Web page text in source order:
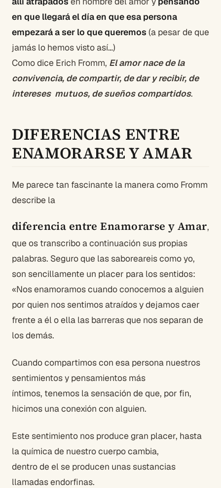
en que llegará el día en que esa persona
empezará a ser lo que queremos (a pesar de que
jamás lo hemos visto así…)
Como dice Erich Fromm, El amor nace de la
convivencia, de compartir, de dar y recibir, de
intereses mutuos, de sueños compartidos.
DIFERENCIAS ENTRE
ENAMORARSE Y AMAR
Me parece tan fascinante la manera como Fromm
describe la
diferencia entre Enamorarse y Amar,
que os transcribo a continuación sus propias
palabras. Seguro que las saboreareis como yo,
son sencillamente un placer para los sentidos:
«Nos enamoramos cuando conocemos a alguien
por quien nos sentimos atraídos y dejamos caer
frente a él o ella las barreras que nos separan de
los demás.
Cuando compartimos con esa persona nuestros
sentimientos y pensamientos más
íntimos, tenemos la sensación de que, por fin,
hicimos una conexión con alguien.
Este sentimiento nos produce gran placer, hasta
la química de nuestro cuerpo cambia,
dentro de el se producen unas sustancias
llamadas endorfinas.